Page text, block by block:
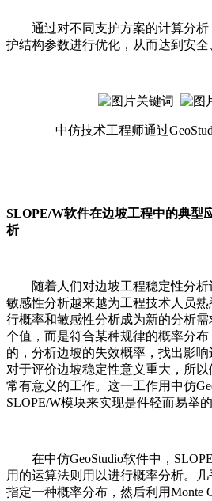
通过对不同支护方案的计算分
护结构参数进行优化，从而达到安全
中仿技术工程师通过
SLOPE/W软件在边坡工程中的典
析
随着人们对边坡工程稳定性分
敏感性分析越来越为工程技术人员
行概率和敏感性分析成为新的分析
个值，而是符合某种规律的概率分
的，分析边坡的失效概率，找出影响
对于评价边坡稳定性意义重大，所
常有意义的工作。这一工作用中仿
SLOPE/W模块来实现是件轻而易举的
在中仿GeoStudio软件中，
用的运算法则用以进行概率分析。
指定一种概率分布，然后利用Monte